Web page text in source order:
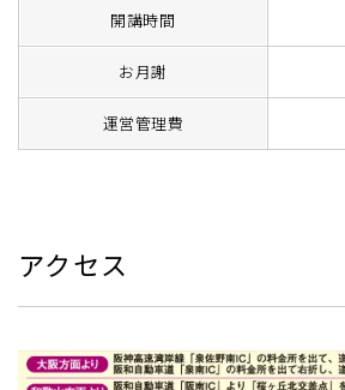
開講時間
お月謝
運営管理費
アクセス